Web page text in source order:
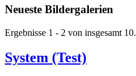
Neueste Bildergalerien
Ergebnisse 1 - 2 von insgesamt 10.
System (Test)